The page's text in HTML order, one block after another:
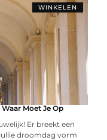
WINKELEN
Moet Je Op
Er breekt een
droomdag vorm